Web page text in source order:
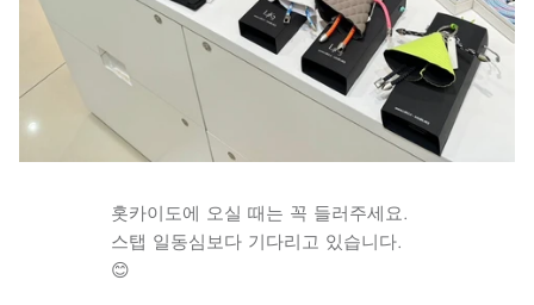
홋카이도에 오실 때는 꼭 들러주세요.
스탭 일동심보다 기다리고 있습니다.
😊